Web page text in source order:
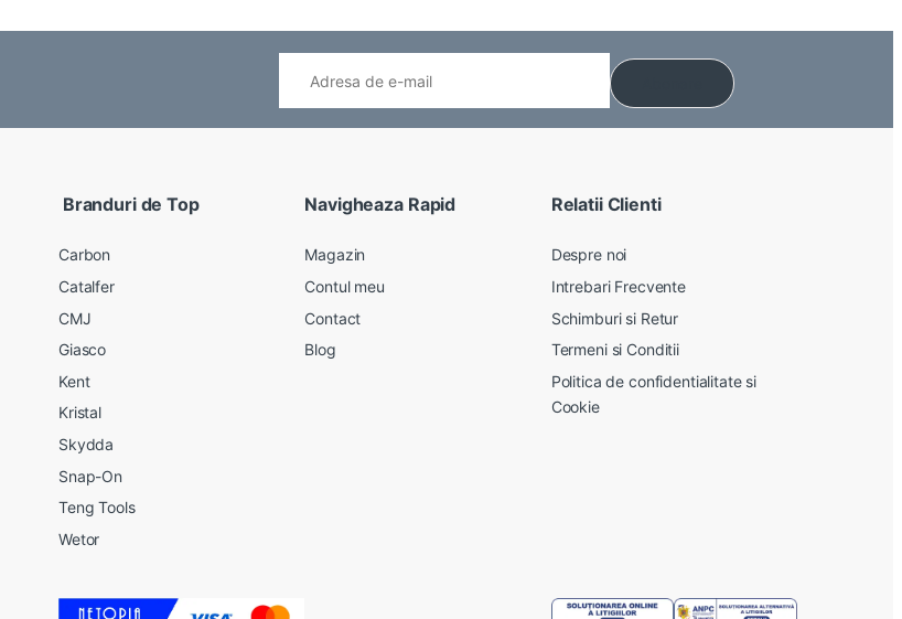
Branduri de Top
Carbon
Catalfer
CMJ
Giasco
Kent
Kristal
Skydda
Snap-On
Teng Tools
Wetor
Navigheaza Rapid
Magazin
Contul meu
Contact
Blog
Relatii Clienti
Despre noi
Intrebari Frecvente
Schimburi si Retur
Termeni si Conditii
Politica de confidentialitate si
Cookie